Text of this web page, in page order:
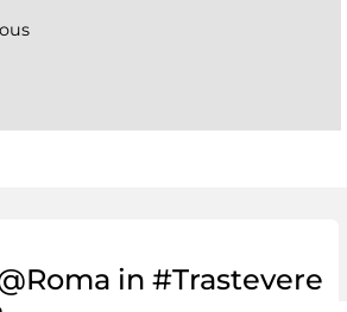
in #Trastevere